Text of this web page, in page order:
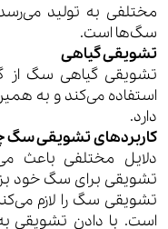
مختلفی به تولید
سگ‌ها است.
تشویقی گیاهی
تشویقی گیاهی سگ از
استفاده می‌کند و به
دارد.
کاربردهای تشویقی
دلایل مختلفی باعث
تشویقی برای سگ خود
تشویقی سگ را لازم
است. با دادن تشویقی